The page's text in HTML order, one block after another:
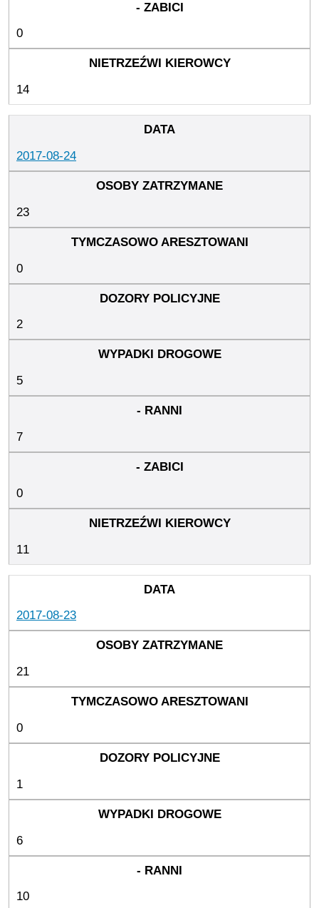
0
14
2017-08-24
23
0
2
5
7
0
11
2017-08-23
21
0
1
6
10